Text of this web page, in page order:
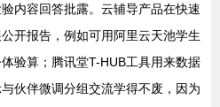
内容回答批露。云辅导产品在快速
开报告，例如可用阿里云天池学生
验算；腾讯堂T-HUB工具用来数据
伙伴微调分组交流学得不废，因为